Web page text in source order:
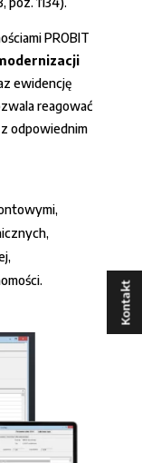
PROBIT
ewidencję
reagować
odpowiednim
Kontakt